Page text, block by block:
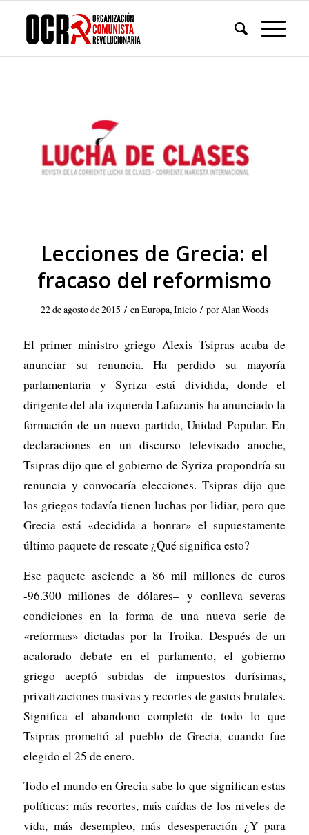
Lecciones de Grecia: el
fracaso del reformismo
22 de agosto de 2015 / enEuropa,Inicio / por Alan Woods
El primer ministro griego Alexis Tsipras acaba de
anunciar su renuncia. Ha perdido su mayoría
parlamentaria y Syriza está dividida, donde el
dirigente del ala izquierda Lafazanis ha anunciado la
formación de un nuevo partido, Unidad Popular. En
declaraciones en un discurso televisado anoche,
Tsipras dijo que el gobierno de Syriza propondría su
renuncia y convocaría elecciones. Tsipras dijo que
los griegos todavía tienen luchas por lidiar, pero que
Grecia está «decidida a honrar» el supuestamente
último paquete de rescate ¿Qué significa esto?
Ese paquete asciende a 86 mil millones de euros
-96.300 millones de dólares– y conlleva severas
condiciones en la forma de una nueva serie de
«reformas» dictadas por la Troika. Después de un
acalorado debate en el parlamento, el gobierno
griego aceptó subidas de impuestos durísimas,
privatizaciones masivas y recortes de gastos brutales.
Significa el abandono completo de todo lo que
Tsipras prometió al pueblo de Grecia, cuando fue
elegido el 25 de enero.
Todo el mundo en Grecia sabe lo que significan estas
políticas: más recortes, más caídas de los niveles de
vida, más desempleo, más desesperación ¿Y para